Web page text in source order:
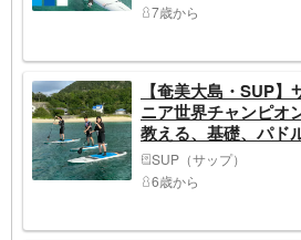
7歳から
【奄美大島・SUP
ニア世界チャンピオ
教える、基礎、パド
スキューなど本格的
SUP（サップ）
6歳から